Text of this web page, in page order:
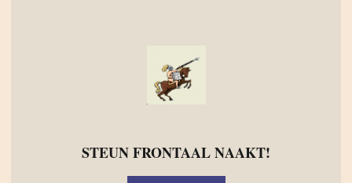
STEUN FRONTAAL NAAKT!